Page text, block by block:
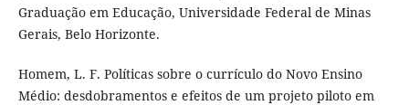
Graduação em Educação, Universidade Federal de Minas
Gerais, Belo Horizonte.
Homem, L. F. Políticas sobre o currículo do Novo Ensino
Médio: desdobramentos e efeitos de um projeto piloto em